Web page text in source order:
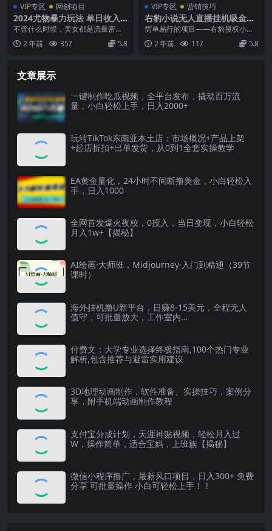
VIP专区 网创项目
2024尤物暴力玩法 单日收入4
000+快手挂机直播+网盘拉新
超暴力男粉无脑变现
不管什么时候，美女都是流量密
码，特别是大晚上的时候，懂的都
懂！这个项目特别简单，...
2 年前 357 5.8
VIP专区 营销技巧
右豹小说无人直播挂机吸金项
目，简单易行收益稳定， 月入
1000+
简单易行的项目——右豹授权小说
直播。一键挂机，收益稳定，日收
入可达四位数。 通过...
2 年前 117 5.8
文章展示
一键制作吃瓜视频，全平台发布，撬动百万流
量，小白轻松上手，日入2000+
玩转TikTok东南亚本土店：市场概况+产品上架
+起店折扣+出单发货，从0到1全套实操教学
EA黄金量化，24小时不间断撸美金，小白轻松入
手，日入1000
全网首发爆火夜校，0投入，当日变现，小白轻松
月入1w+【揭秘】
AI绘画·大师班，Midjourney·入门到精通（39节
课时）
海外挂机撸U新平台，日赚8-15美元，全程无人
值守，可批量放大，工作室内…
付费文：大学专业选择终极指南,100个热门专业
解析,包含推荐与避雷实用建议
3D地理动画制作，软件准备、实操技巧，案例分
享，附手机端动画制作教程
支付宝分成计划，天涯神贴视频，轻松月入过
W，操作简单，适合宝妈，上班族【揭秘】
微信小程序撸广，最新风口项目，日入300+ 免费
分享 可批量操作 小白可轻松上手！！